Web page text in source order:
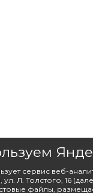
сервис веб-
ул. Л. Толстого, 16
файлы,